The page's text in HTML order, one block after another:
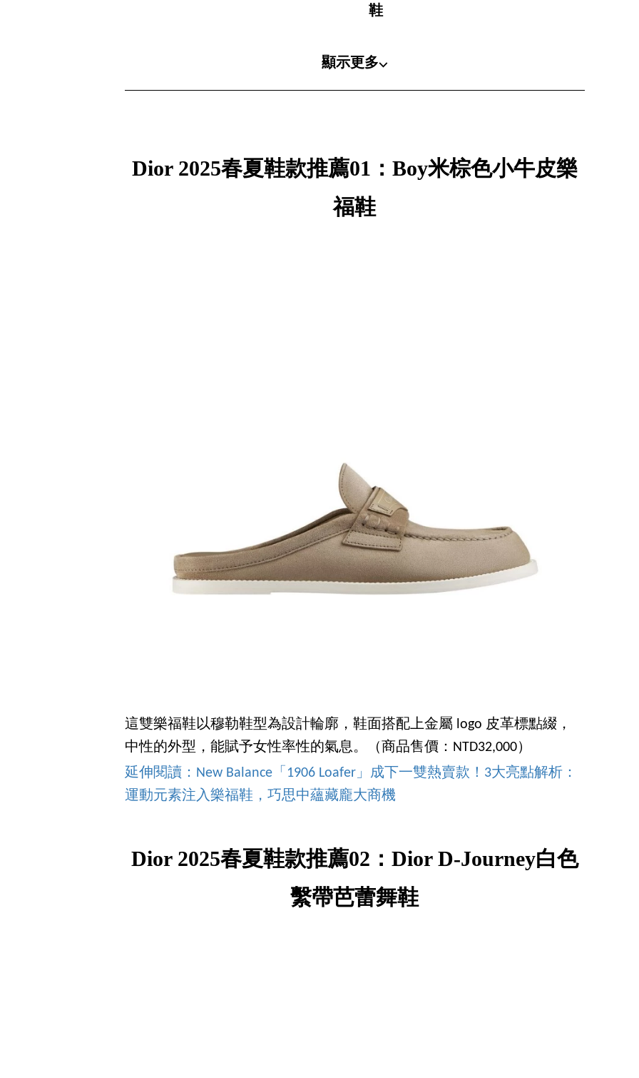
鞋
顯示更多⌵
Dior 2025春夏鞋款推薦01：Boy米棕色小牛皮樂
福鞋
這雙樂福鞋以穆勒鞋型為設計輪廓，鞋面搭配上金屬 logo 皮革標點綴，
中性的外型，能賦予女性率性的氣息。（商品售價：NTD32,000）
延伸閱讀：New Balance「1906 Loafer」成下一雙熱賣款！3大亮點解析：
運動元素注入樂福鞋，巧思中蘊藏龐大商機
Dior 2025春夏鞋款推薦02：Dior D-Journey白色
繫帶芭蕾舞鞋